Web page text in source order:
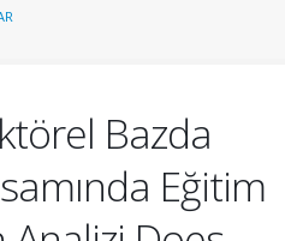
Bazda
Eğitim